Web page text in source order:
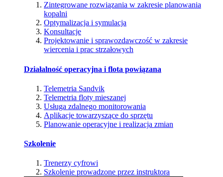
Zintegrowane rozwiązania w zakresie planowania
kopalni
Optymalizacja i symulacja
Konsultacje
Projektowanie i sprawozdawczość w zakresie
wiercenia i prac strzałowych
Działalność operacyjna i flota powiązana
Telemetria Sandvik
Telemetria floty mieszanej
Usługa zdalnego monitorowania
Aplikacje towarzyszące do sprzętu
Planowanie operacyjne i realizacja zmian
Szkolenie
Trenerzy cyfrowi
Szkolenie prowadzone przez instruktora